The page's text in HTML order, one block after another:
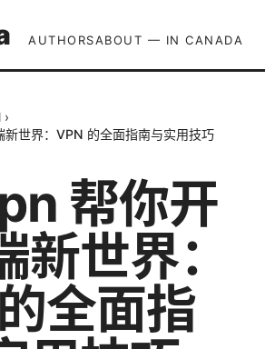
AUTHORSABOUT — IN CANADA
›
世界：VPN 的全面指南与实用技巧
帮你开
新世界：
全面指